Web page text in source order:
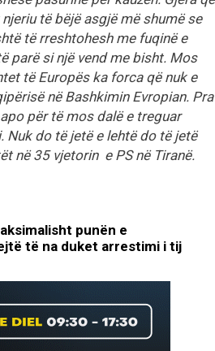
të bëjë asgjë më shumë se
të rreshtohesh me fuqinë e
parë si një vend me bisht. Mos
të Europës ka forca që nuk e
në Bashkimin Evropian. Pra
për të mos dalë e treguar
Nuk do të jetë e lehtë do të jetë
në 35 vjetorin e PS në Tiranë.
punën e
të na duket arrestimi i tij